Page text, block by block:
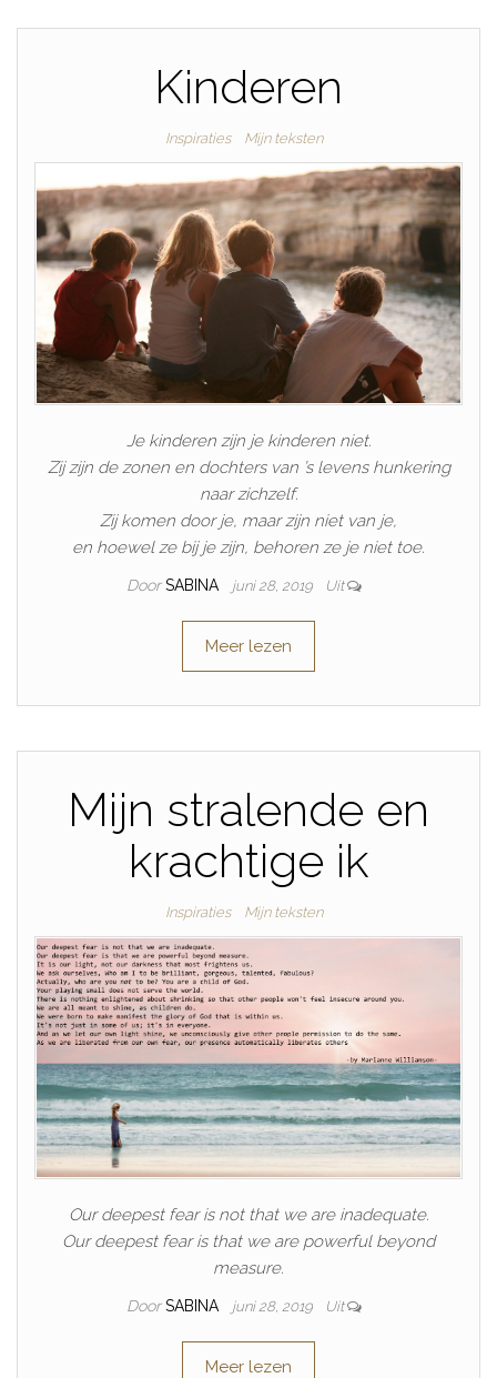
Kinderen
Inspiraties Mijn teksten
Je kinderen zijn je kinderen niet.
Zij zijn de zonen en dochters van ’s levens hunkering
naar zichzelf.
Zij komen door je, maar zijn niet van je,
en hoewel ze bij je zijn, behoren ze je niet toe.
Door SABINA juni 28, 2019 Uit
Meer lezen
Mijn stralende en
krachtige ik
Inspiraties Mijn teksten
Our deepest fear is not that we are inadequate.
Our deepest fear is that we are powerful beyond
measure.
Door SABINA juni 28, 2019 Uit
Meer lezen